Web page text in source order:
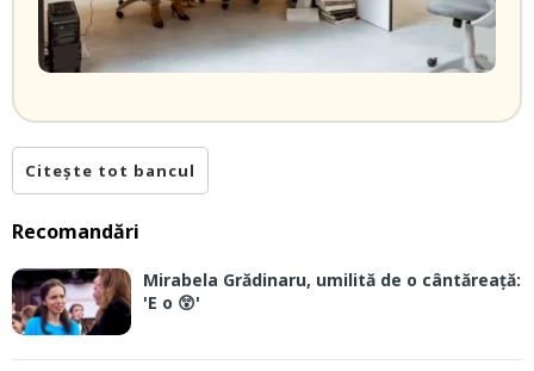
Citește tot bancul
Recomandări
Mirabela Grădinaru, umilită de o cântăreață:
'E o 😲'